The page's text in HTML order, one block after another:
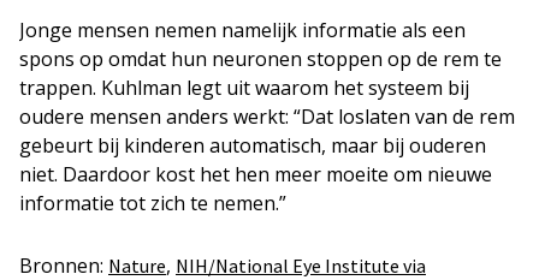
Jonge mensen nemen namelijk informatie als een
spons op omdat hun neuronen stoppen op de rem te
trappen. Kuhlman legt uit waarom het systeem bij
oudere mensen anders werkt: “Dat loslaten van de rem
gebeurt bij kinderen automatisch, maar bij ouderen
niet. Daardoor kost het hen meer moeite om nieuwe
informatie tot zich te nemen.”
Bronnen: Nature, NIH/National Eye Institute via